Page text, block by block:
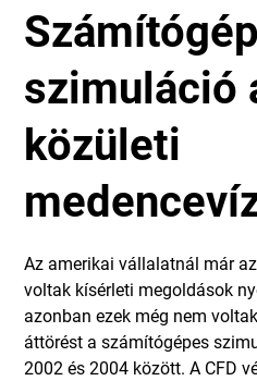
szimuláció
közületi
Az amerikai vállalatnál már
voltak kísérleti megoldások
azonban ezek még nem
áttörést a számítógépes
2002 és 2004 között. A CFD